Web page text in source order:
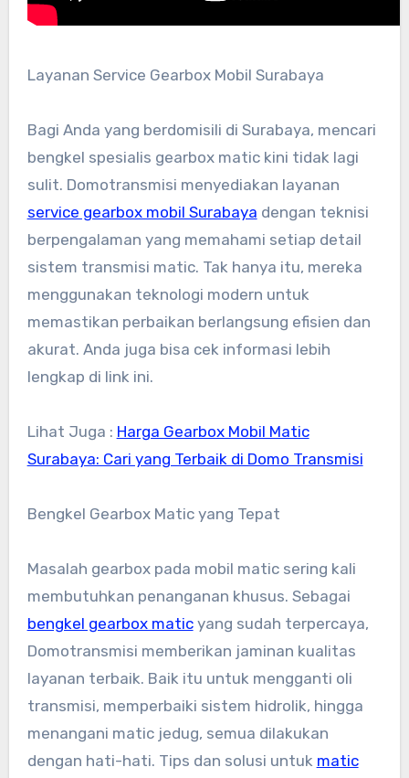
Layanan Service Gearbox Mobil Surabaya
Bagi Anda yang berdomisili di Surabaya, mencari
bengkel spesialis gearbox matic kini tidak lagi
sulit. Domotransmisi menyediakan layanan
service gearbox mobil Surabaya dengan teknisi
berpengalaman yang memahami setiap detail
sistem transmisi matic. Tak hanya itu, mereka
menggunakan teknologi modern untuk
memastikan perbaikan berlangsung efisien dan
akurat. Anda juga bisa cek informasi lebih
lengkap di link ini.
Lihat Juga : Harga Gearbox Mobil Matic
Surabaya: Cari yang Terbaik di Domo Transmisi
Bengkel Gearbox Matic yang Tepat
Masalah gearbox pada mobil matic sering kali
membutuhkan penanganan khusus. Sebagai
bengkel gearbox maticyang sudah terpercaya,
Domotransmisi memberikan jaminan kualitas
layanan terbaik. Baik itu untuk mengganti oli
transmisi, memperbaiki sistem hidrolik, hingga
menangani matic jedug, semua dilakukan
dengan hati-hati. Tips dan solusi untuk matic